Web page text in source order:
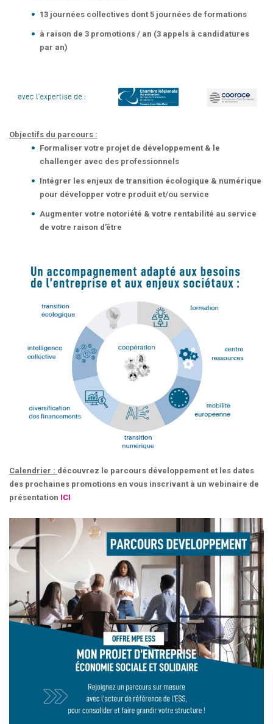
13 journées collectives dont 5 journées de formations
à raison de 3 promotions / an (3 appels à candidatures
par an)
Objectifs du parcours :
Formaliser votre projet de développement & le
challenger avec des professionnels
Intégrer les enjeux de transition écologique & numérique
pour développer votre produit et/ou service
Augmenter votre notoriété & votre rentabilité au service
de votre raison d’être
Calendrier : découvrez le parcours développement et les dates
des prochaines promotions en vous inscrivant à un webinaire de
présentation ICI